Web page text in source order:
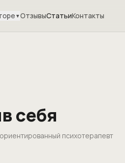
▼ОтзывыСтатьиКонтакты
себя
психотерапевт